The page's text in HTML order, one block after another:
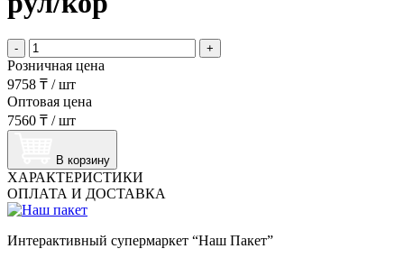
- +
Розничная цена
9758 ₸ /шт
Оптовая цена
7560 ₸ /шт
В корзину
ХАРАКТЕРИСТИКИ
ОПЛАТА И ДОСТАВКА
Интерактивный супермаркет “Наш Пакет”